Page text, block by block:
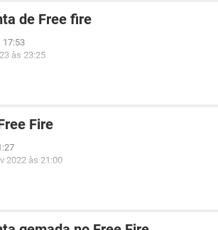
de Free fire
17:53
às 23:25
Fire
2022 às 21:00